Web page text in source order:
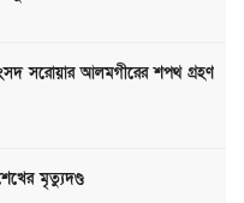
সরোয়ার আলমগীরের শপথ গ্রহণ
মৃত্যুদণ্ড